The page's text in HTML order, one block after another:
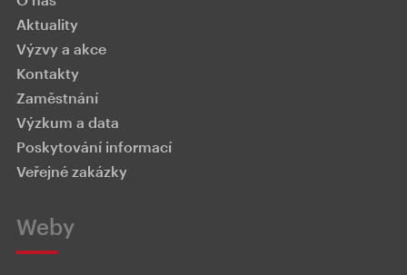
Ekonomické a administrativní zajištění chodu
agentury
Činnosti související se zajištěním úkolů ekonomické a
administrativní podpory.
Aktuality
Výzvy a akce
Kontakty
Zaměstnání
Výzkum a data
Poskytování informací
Veřejné zakázky
Weby